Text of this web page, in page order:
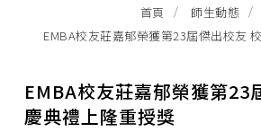
EMBA招生公告
行政公告
首頁
師生動態
EMBA校友莊嘉郁榮獲第23屆傑出校友
EMBA校友莊嘉郁榮獲第23
慶典禮上隆重授獎